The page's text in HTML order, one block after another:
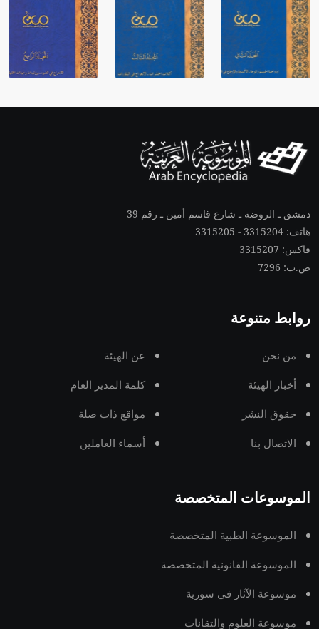
دمشق ـ الروضة ـ شارع قاسم أمين ـ رقم 39
هاتف: 3315204 - 3315205
فاكس: 3315207
ص.ب: 7296
روابط متنوعة
من نحن عن الهيئة
أخبار الهيئة كلمة المدير العام
حقوق النشر مواقع ذات صلة
الاتصال بنا أسماء العاملين
الموسوعات المتخصصة
الموسوعة الطبية المتخصصة
الموسوعة القانونية المتخصصة
موسوعة الآثار في سورية
موسوعة العلوم والتقانات